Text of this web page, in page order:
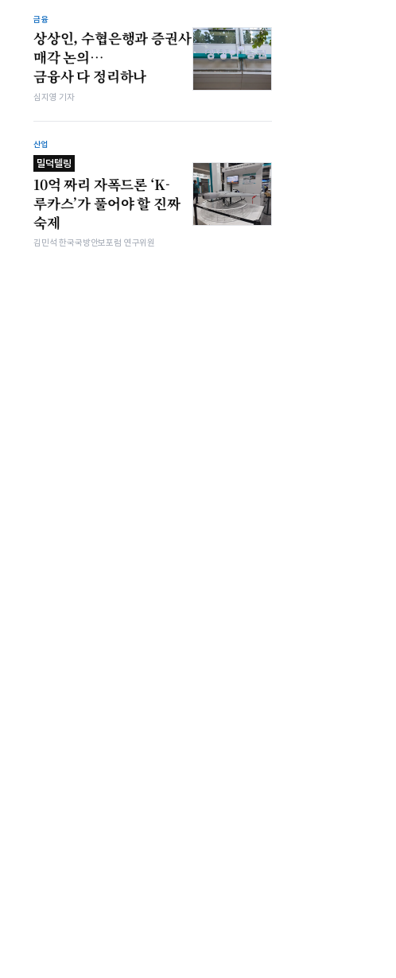
금융
상상인, 수협은행과 증권사
매각 논의…
금융사 다 정리하나
심지영 기자
산업
밀덕텔링
10억 짜리 자폭드론 ‘K-
루카스’가 풀어야 할 진짜
숙제
김민석 한국국방안보포럼 연구위원